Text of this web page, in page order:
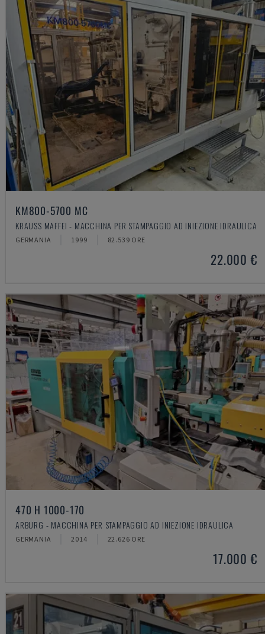
KM800-5700 MC
KRAUSS MAFFEI - MACCHINA PER STAMPAGGIO AD INIEZIONE IDRAULICA
GERMANIA 1999 82.539 ORE
22.000 €
470 H 1000-170
ARBURG - MACCHINA PER STAMPAGGIO AD INIEZIONE IDRAULICA
GERMANIA 2014 22.626 ORE
17.000 €